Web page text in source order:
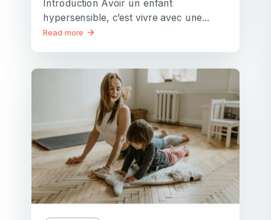
Introduction Avoir un enfant
hypersensible, c’est vivre avec une...
Read more